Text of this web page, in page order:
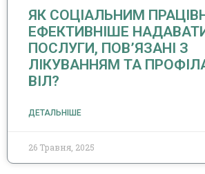
ЯК СОЦІАЛЬНИМ
ЕФЕКТИВНІШЕ
ПОСЛУГИ, ПОВ’ЯЗАНІ З
ЛІКУВАННЯМ ТА
ВІЛ?
ДЕТАЛЬНІШЕ
26 Травня, 2025